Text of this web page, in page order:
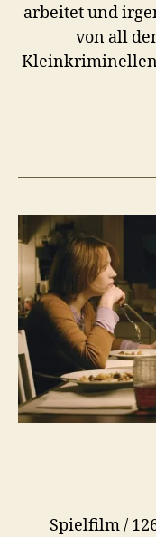
arbeitet und
von all
Spielfilm /